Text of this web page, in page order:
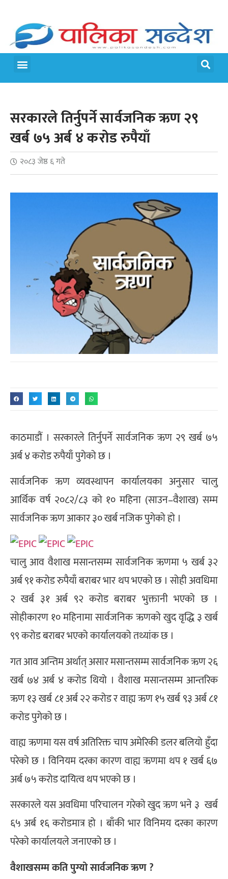
सरकारले तिर्नुपर्ने सार्वजनिक ऋण २९
खर्ब ७५ अर्ब ४ करोड रुपैयाँ
२०८३ जेष्ठ ६ गते
काठमाडौं । सरकारले तिर्नुपर्ने सार्वजनिक ऋण २९ खर्ब ७५
अर्ब ४ करोड रुपैयाँ पुगेको छ ।
सार्वजनिक ऋण व्यवस्थापन कार्यालयका अनुसार चालु
आर्थिक वर्ष २०८२/८३ को १० महिना (साउन–वैशाख) सम्म
सार्वजनिक ऋण आकार ३० खर्ब नजिक पुगेको हो ।
चालु आव वैशाख मसान्तसम्म सार्वजनिक ऋणमा ५ खर्ब ३२
अर्ब ९१ करोड रुपैयाँ बराबर भार थप भएको छ । सोही अवधिमा
२ खर्ब ३१ अर्ब ९२ करोड बराबर भुक्तानी भएको छ ।
सोहीकारण १० महिनामा सार्वजनिक ऋणको खुद वृद्धि ३ खर्ब
९९ करोड बराबर भएको कार्यालयको तथ्यांक छ ।
गत आव अन्तिम अर्थात् असार मसान्तसम्म सार्वजनिक ऋण २६
खर्ब ७४ अर्ब ४ करोड थियो । वैशाख मसान्तसम्म आन्तरिक
ऋण १३ खर्ब ८१ अर्ब २२ करोड र वाह्य ऋण १५ खर्ब ९३ अर्ब ८१
करोड पुगेको छ ।
वाह्य ऋणमा यस वर्ष अतिरिक्त चाप अमेरिकी डलर बलियो हुँदा
परेको छ । विनियम दरका कारण वाह्य ऋणमा थप १ खर्ब ६७
अर्ब ७५ करोड दायित्व थप भएको छ ।
सरकारले यस अवधिमा परिचालन गरेको खुद ऋण भने ३ खर्ब
६५ अर्ब १६ करोडमात्र हो । बाँकी भार विनिमय दरका कारण
परेको कार्यालयले जनाएको छ ।
वैशाखसम्म कति पुग्यो सार्वजनिक ऋण ?